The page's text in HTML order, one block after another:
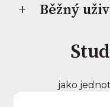
Běžný
jako